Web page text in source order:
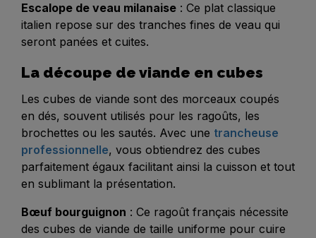
Escalope de veau milanaise : Ce plat classique
italien repose sur des tranches fines de veau qui
seront panées et cuites.
La découpe de viande en cubes
Les cubes de viande sont des morceaux coupés
en dés, souvent utilisés pour les ragoûts, les
brochettes ou les sautés. Avec une trancheuse
professionnelle, vous obtiendrez des cubes
parfaitement égaux facilitant ainsi la cuisson et tout
en sublimant la présentation.
Bœuf bourguignon : Ce ragoût français nécessite
des cubes de viande de taille uniforme pour cuire